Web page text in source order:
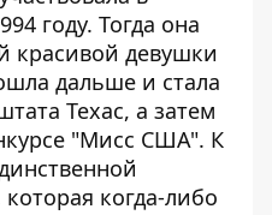
году. Тогда она
красивой девушки
дальше и стала
Техас, а затем
"Мисс США". К
когда-либо